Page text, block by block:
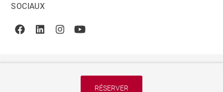
RÉSERVER
SOCIAUX
FacebookLinkedinInstagramYoutube